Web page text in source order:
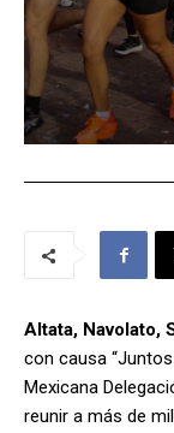
Altata, Navolato,
con causa
Mexicana
reunir a más de